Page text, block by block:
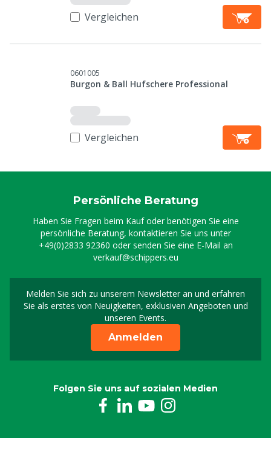
Vergleichen
0601005
Burgon & Ball Hufschere Professional
Vergleichen
Persönliche Beratung
Haben Sie Fragen beim Kauf oder benötigen Sie eine
persönliche Beratung, kontaktieren Sie uns unter
+49(0)2833 92360 oder senden Sie eine E-Mail an
verkauf@schippers.eu
Melden Sie sich zu unserem Newsletter an und erfahren
Sie als erstes von Neuigkeiten, exklusiven Angeboten und
unseren Events.
Melden Sie sich für
Anmelden
Folgen Sie uns auf sozialen Medien